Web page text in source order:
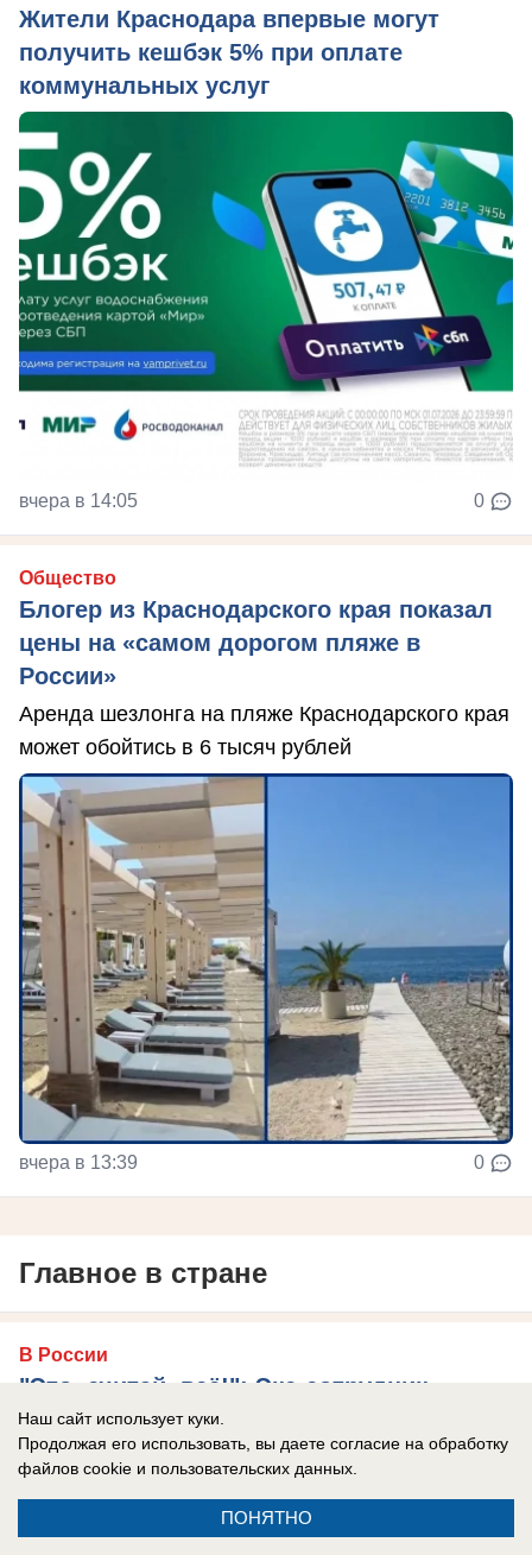
Жители Краснодара впервые могут
получить кешбэк 5% при оплате
коммунальных услуг
вчера в 14:05 0
Общество
Блогер из Краснодарского края показал
цены на «самом дорогом пляже в
России»
Аренда шезлонга на пляже Краснодарского края
может обойтись в 6 тысяч рублей
вчера в 13:39 0
Главное в стране
В России
"Это, считай, всё!": Экс-сотрудник
Службы безопасности Украины назвал
главный признак конца режима
Зеленского
Василий Прозоров провел параллель с
Наш сайт использует куки.
Продолжая его использовать, вы даете согласие на обработку
файлов cookie и пользовательских данных.
ПОНЯТНО